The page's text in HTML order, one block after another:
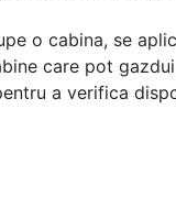
o cabina, se
care pot
a verifica